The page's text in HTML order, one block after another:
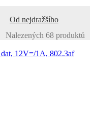
Od nejdražšího
Nalezených 68 produktů